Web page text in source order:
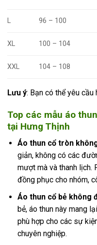
L 96 – 100
XL 100 – 104
XXL 104 – 108
Lưu ý: Bạn có thể yêu
Top các mẫu áo
tại Hưng Thịnh
Áo thun cổ tròn
giản, không có các
mượt mà và thanh lịch.
đồng phục cho nhóm,
Áo thun cổ bẻ không
bẻ, áo thun này mang
phù hợp cho các sự
chuyên nghiệp.